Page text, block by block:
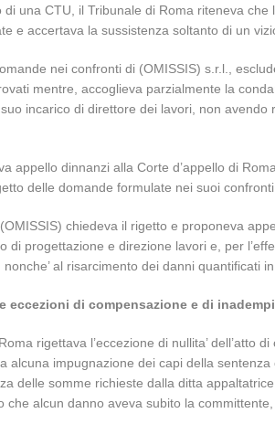
una CTU, il Tribunale di Roma riteneva
e accertava la sussistenza soltanto di un
nei confronti di (OMISSIS) s.r.l.,
mentre, accoglieva parzialmente la
incarico di direttore dei lavori, non
appello dinnanzi alla Corte d’appello di
delle domande formulate nei suoi confronti.
chiedeva il rigetto e proponeva
di progettazione e direzione lavori e, per
al risarcimento dei danni quantificati
eccezioni di compensazione e di
rigettava l’eccezione di nullita’
alcuna impugnazione dei capi della
delle somme richieste dalla ditta
alcun danno aveva subito la